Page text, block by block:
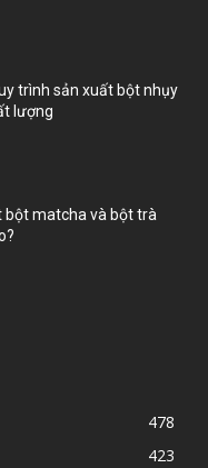
trình sản xuất bột nhụy
lượng
bột matcha và bột trà
478
423